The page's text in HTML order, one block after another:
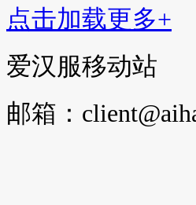
点击加载更多+
爱汉服移动站
邮箱：